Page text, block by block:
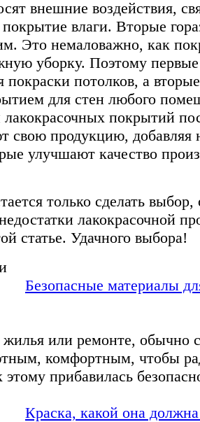
внешние воздействия,
влаги. Вторые
Это немаловажно, как
уборку. Поэтому
покраски потолков, а
для стен любого
покрытий
свою продукцию, добавляя
улучшают качество
только сделать выбор,
лакокрасочной
статье. Удачного выбора!
Безопасные материалы
или ремонте, обычно
комфортным, чтобы
прибавилась
Краска, какой она